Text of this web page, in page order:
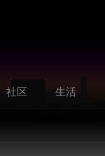
社区 生活